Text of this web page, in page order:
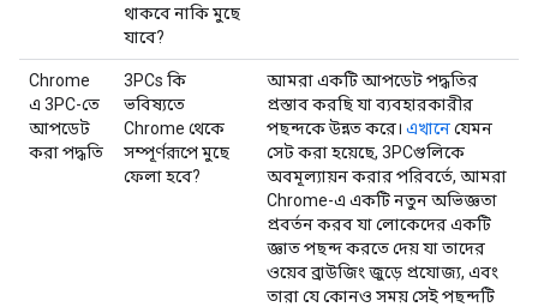
থাকবে নাকি মুছে
যাবে?
Chrome
এ 3PC-তে
আপডেট
করা পদ্ধতি
3PCs কি
ভবিষ্যতে
Chrome থেকে
সম্পূর্ণরূপে মুছে
ফেলা হবে?
আমরা একটি আপডেট পদ্ধতির
প্রস্তাব করছি যা ব্যবহারকারীর
পছন্দকে উন্নত করে। এখানেযেমন
সেট করা হয়েছে, 3PCগুলিকে
অবমূল্যায়ন করার পরিবর্তে, আমরা
Chrome-এ একটি নতুন অভিজ্ঞতা
প্রবর্তন করব যা লোকেদের একটি
জ্ঞাত পছন্দ করতে দেয় যা তাদের
ওয়েব ব্রাউজিং জুড়ে প্রযোজ্য, এবং
তারা যে কোনও সময় সেই পছন্দটি